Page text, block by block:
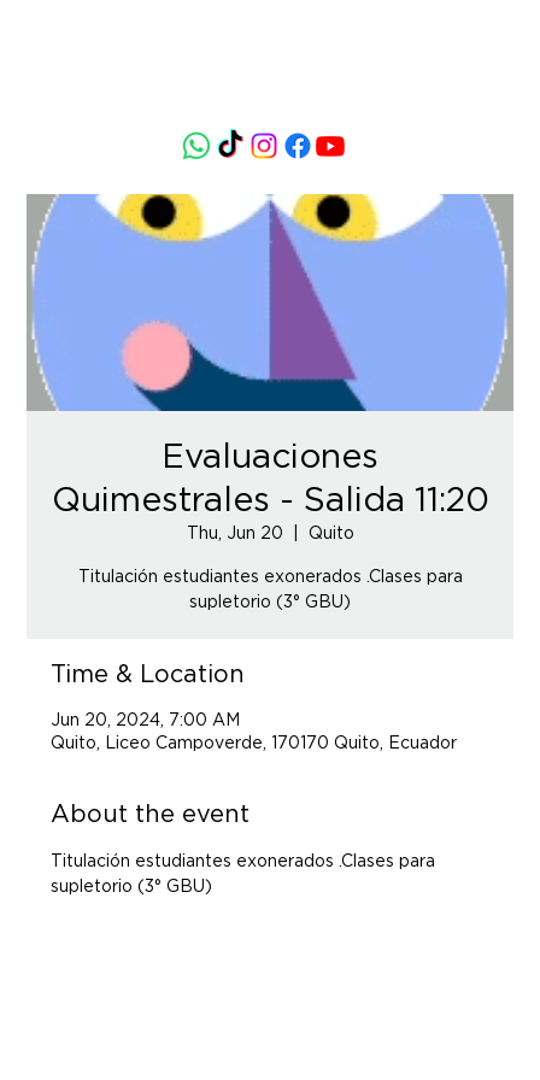
Evaluaciones
Quimestrales - Salida 11:20
Thu, Jun 20 Quito
Titulación estudiantes exonerados .Clases para
supletorio (3° GBU)
Time & Location
Jun 20, 2024, 7:00 AM
Quito, Liceo Campoverde, 170170 Quito, Ecuador
About the event
Titulación estudiantes exonerados .Clases para
supletorio (3° GBU)